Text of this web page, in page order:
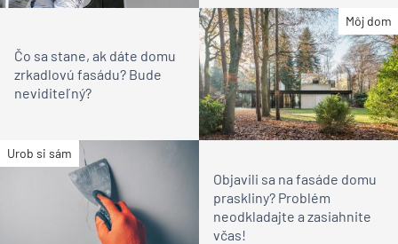
Môj dom
Čo sa stane, ak dáte domu
zrkadlovú fasádu? Bude
neviditeľný?
Urob si sám
Objavili sa na fasáde domu
praskliny? Problém
neodkladajte a zasiahnite
včas!